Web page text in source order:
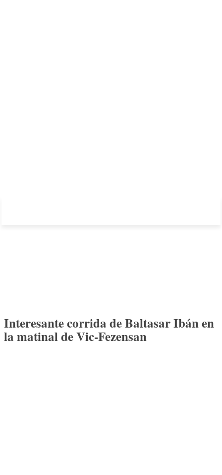
Interesante corrida de Baltasar Ibán en
la matinal de Vic-Fezensan